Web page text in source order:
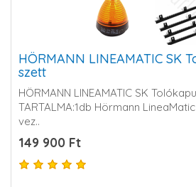
HÖRMANN LINEAMATIC SK
szett
HÖRMANN LINEAMATIC SK
TARTALMA:1db Hörmann
vez..
149 900 Ft